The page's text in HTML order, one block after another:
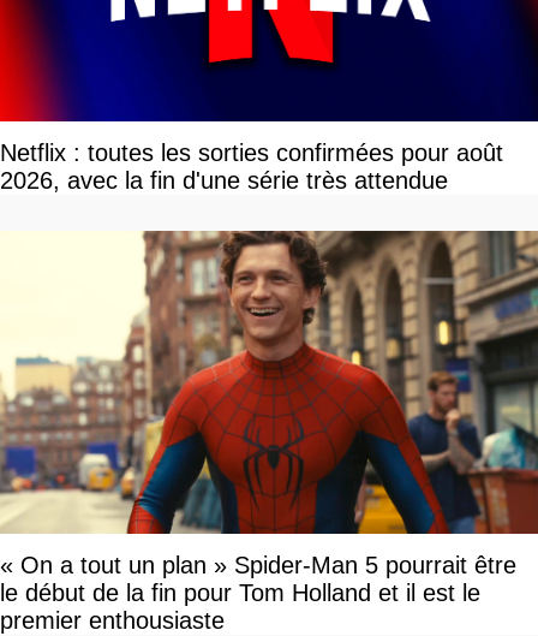
Netflix : toutes les sorties confirmées pour août
2026, avec la fin d'une série très attendue
« On a tout un plan » Spider-Man 5 pourrait être
le début de la fin pour Tom Holland et il est le
premier enthousiaste